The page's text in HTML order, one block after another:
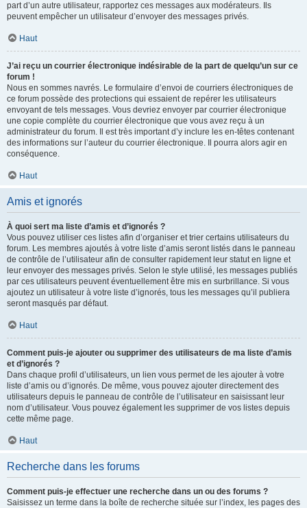
part d’un autre utilisateur, rapportez ces messages aux modérateurs. Ils
peuvent empêcher un utilisateur d’envoyer des messages privés.
Haut
J’ai reçu un courrier électronique indésirable de la part de quelqu’un sur ce
forum !
Nous en sommes navrés. Le formulaire d’envoi de courriers électroniques de
ce forum possède des protections qui essaient de repérer les utilisateurs
envoyant de tels messages. Vous devriez envoyer par courrier électronique
une copie complète du courrier électronique que vous avez reçu à un
administrateur du forum. Il est très important d’y inclure les en-têtes contenant
des informations sur l’auteur du courrier électronique. Il pourra alors agir en
conséquence.
Haut
Amis et ignorés
À quoi sert ma liste d’amis et d’ignorés ?
Vous pouvez utiliser ces listes afin d’organiser et trier certains utilisateurs du
forum. Les membres ajoutés à votre liste d’amis seront listés dans le panneau
de contrôle de l’utilisateur afin de consulter rapidement leur statut en ligne et
leur envoyer des messages privés. Selon le style utilisé, les messages publiés
par ces utilisateurs peuvent éventuellement être mis en surbrillance. Si vous
ajoutez un utilisateur à votre liste d’ignorés, tous les messages qu’il publiera
seront masqués par défaut.
Haut
Comment puis-je ajouter ou supprimer des utilisateurs de ma liste d’amis
et d’ignorés ?
Dans chaque profil d’utilisateurs, un lien vous permet de les ajouter à votre
liste d’amis ou d’ignorés. De même, vous pouvez ajouter directement des
utilisateurs depuis le panneau de contrôle de l’utilisateur en saisissant leur
nom d’utilisateur. Vous pouvez également les supprimer de vos listes depuis
cette même page.
Haut
Recherche dans les forums
Comment puis-je effectuer une recherche dans un ou des forums ?
Saisissez un terme dans la boîte de recherche située sur l’index, les pages des